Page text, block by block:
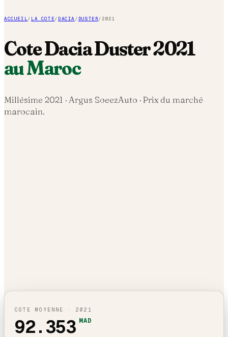
ACCUEIL/ LA COTE/ DACIA / DUSTER/2021
CoteDaciaDuster2021
au Maroc
Millésime 2021 · Argus SoeezAuto · Prix du marché
marocain.
COTE MOYENNE · 2021
92.353 MAD